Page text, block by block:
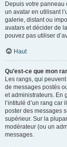
Depuis votre panneau
un avatar en utilisant
galerie, distant ou
avatars et décider de
pouvez pas utiliser
Haut
Qu’est-ce que mon
Les rangs, qui
de messages postés
et administrateurs. En
l’intitulé d’un rang
poster des messages
supérieur. Sur la
modérateur (ou un
messages.